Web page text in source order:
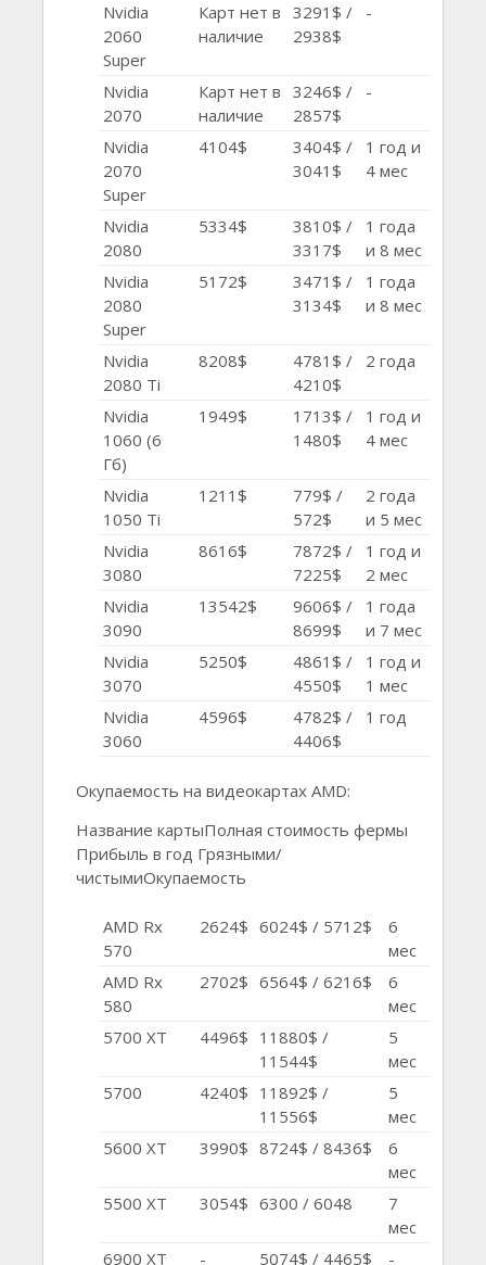
Nvidia
2060
Super
Карт нет в
наличие
3291$ /
2938$
-
Nvidia
2070
Карт нет в
наличие
3246$ /
2857$
-
Nvidia
2070
Super
4104$
3404$ /
3041$
1 год и
4 мес
Nvidia
2080
5334$
3810$ /
3317$
1 года
и 8 мес
Nvidia
2080
Super
5172$
3471$ /
3134$
1 года
и 8 мес
Nvidia
2080 Ti
8208$
4781$ /
4210$
2 года
Nvidia
1060 (6
Гб)
1949$
1713$ /
1480$
1 год и
4 мес
Nvidia
1050 Ti
1211$
779$ /
572$
2 года
и 5 мес
Nvidia
3080
8616$
7872$ /
7225$
1 год и
2 мес
Nvidia
3090
13542$
9606$ /
8699$
1 года
и 7 мес
Nvidia
3070
5250$
4861$ /
4550$
1 год и
1 мес
Nvidia
3060
4596$
4782$ /
4406$
1 год
Окупаемость на видеокартах AMD:
Название картыПолная стоимость фермы
Прибыль в год Грязными/
чистымиОкупаемость
AMD Rx
570
2624$ 6024$ / 5712$
6
мес
AMD Rx
580
2702$ 6564$ / 6216$
6
мес
5700 XT
4496$ 11880$ /
11544$
5
мес
5700
4240$ 11892$ /
11556$
5
мес
5600 XT
3990$ 8724$ / 8436$
6
мес
5500 XT
3054$ 6300 / 6048
7
мес
6900 XT
- 5074$ / 4465$
-